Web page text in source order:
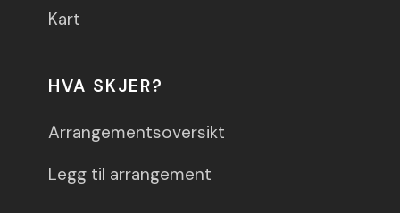
Kart
HVA SKJER?
Arrangementsoversikt
Legg til arrangement